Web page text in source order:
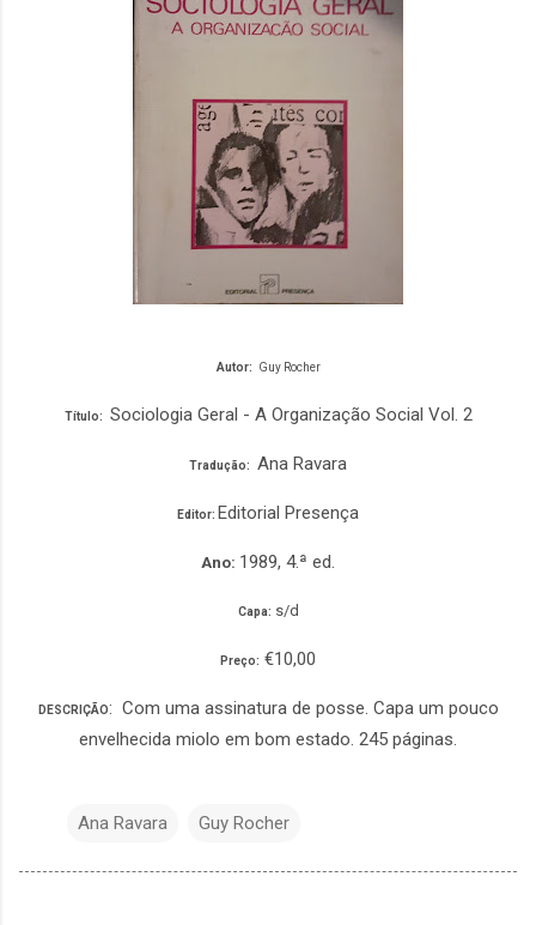
Autor: Guy Rocher
Título: Sociologia Geral - A Organização Social Vol. 2
Tradução: Ana Ravara
Editor: Editorial Presença
Ano: 1989, 4.ª ed.
Capa: s/d
Preço: €10,00
DESCRIÇÃO: Com uma assinatura de posse. Capa um pouco
envelhecida miolo em bom estado. 245 páginas.
Ana Ravara Guy Rocher